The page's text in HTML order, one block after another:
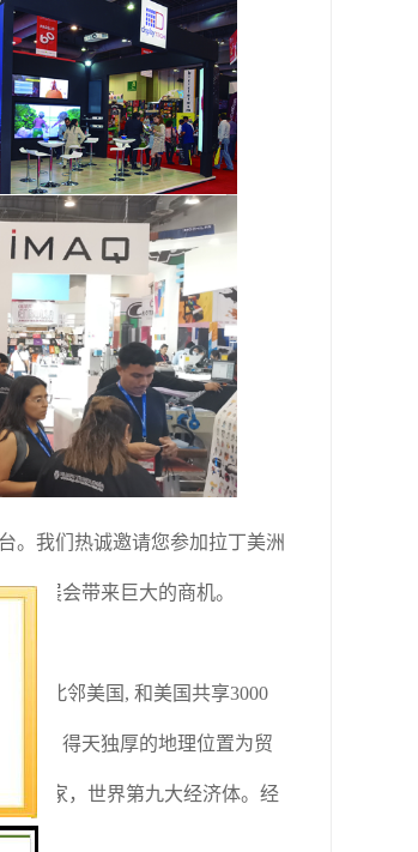
。 我们热诚邀请您参加拉丁美洲
的展会带来巨大的商机。
,北邻美国, 和美国共享3000
线，得天独厚的地理位置为贸
产国家，世界第九大经济体。经